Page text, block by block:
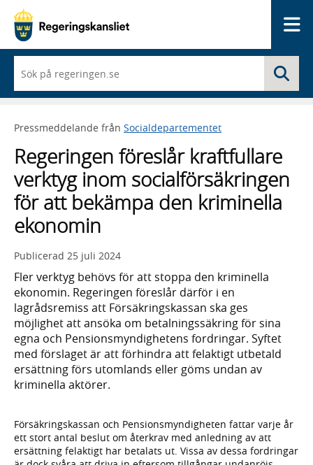
du
börjar
skriva
framträder
lista
med
sökförslag
Pressmeddelande från Socialdepartementet
Regeringen föreslår kraftfullare
verktyg inom socialförsäkringen
för att bekämpa den kriminella
ekonomin
Publicerad 25 juli 2024
Fler verktyg behövs för att stoppa den kriminella
ekonomin. Regeringen föreslår därför i en
lagrådsremiss att Försäkringskassan ska ges
möjlighet att ansöka om betalningssäkring för sina
egna och Pensionsmyndighetens fordringar. Syftet
med förslaget är att förhindra att felaktigt utbetald
ersättning förs utomlands eller göms undan av
kriminella aktörer.
Försäkringskassan och Pensionsmyndigheten fattar varje år
ett stort antal beslut om återkrav med anledning av att
ersättning felaktigt har betalats ut. Vissa av dessa fordringar